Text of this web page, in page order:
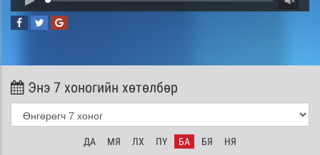
Энэ 7 хоногийн хөтөлбөр
ДА МЯ ЛХ ПҮ БА БЯ НЯ